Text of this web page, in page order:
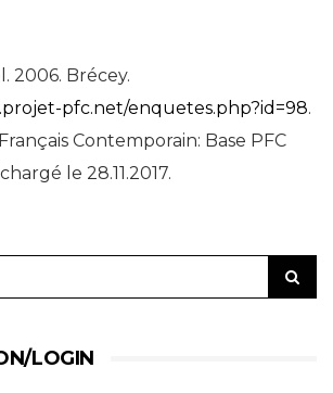
2006. Brécey.
pfc.net/enquetes.php?id=98.
Contemporain: Base PFC
le 28.11.2017.
LOGIN